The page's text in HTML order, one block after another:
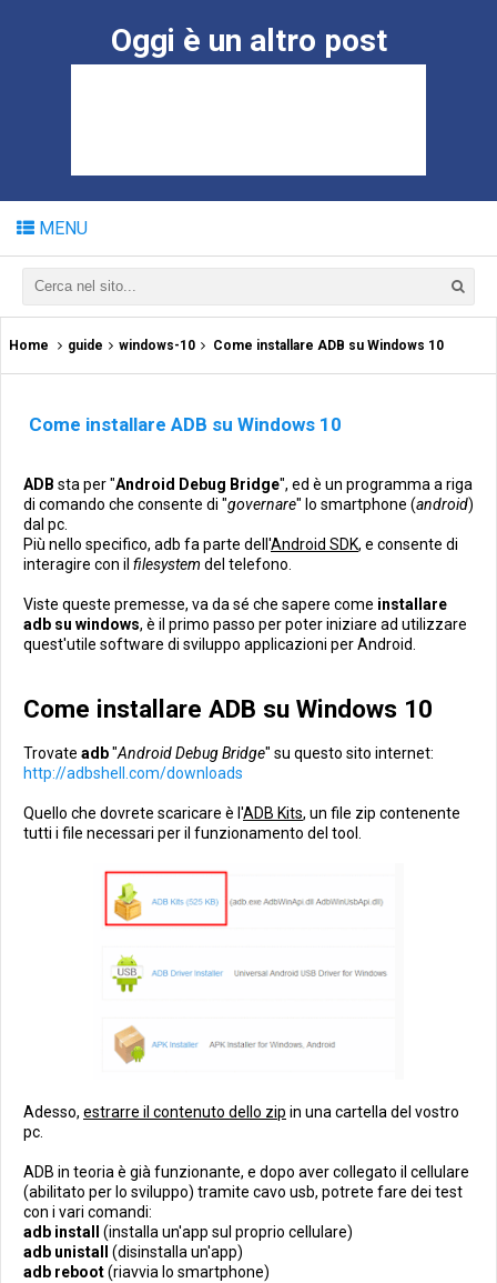
Oggi è un altro post
MENU
Home guide windows-10 Come installare ADB su Windows 10
Come installare ADB su Windows 10
ADB sta per "Android Debug Bridge", ed è un programma a riga
di comando che consente di "governare" lo smartphone (android)
dal pc.
Più nello specifico, adb fa parte dell'Android SDK, e consente di
interagire con il filesystem del telefono.
Viste queste premesse, va da sé che sapere come installare
adb su windows, è il primo passo per poter iniziare ad utilizzare
quest'utile software di sviluppo applicazioni per Android.
Come installare ADB su Windows 10
Trovate adb"Android Debug Bridge" su questo sito internet:
http://adbshell.com/downloads
Quello che dovrete scaricare è l'ADB Kits, un file zip contenente
tutti i file necessari per il funzionamento del tool.
Adesso, estrarre il contenuto dello zip in una cartella del vostro
pc.
ADB in teoria è già funzionante, e dopo aver collegato il cellulare
(abilitato per lo sviluppo) tramite cavo usb, potrete fare dei test
con i vari comandi:
adb install
(installa un'app sul proprio cellulare)
adb unistall
(disinstalla un'app)
adb reboot(riavvia lo smartphone)